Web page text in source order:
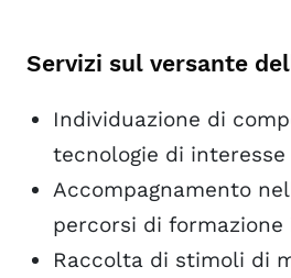
Servizi sul versante
Individuazione di
tecnologie di interesse
Accompagnamento
percorsi di formazione
Raccolta di stimoli di